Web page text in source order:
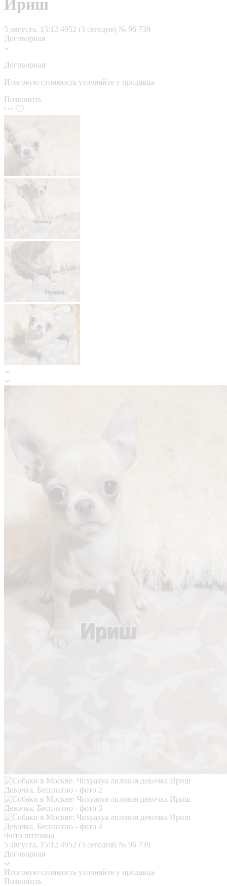
Ириш
5 августа, 15:12 4952 (3 сегодня) № 96 739
Договорная
Договорная
Итоговую стоимость уточняйте у продавца
Позвонить
Фото питомца
5 августа, 15:12 4952 (3 сегодня) № 96 739
Договорная
Итоговую стоимость уточняйте у продавца
Позвонить